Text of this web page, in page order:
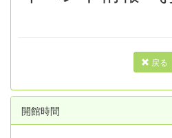
戻る
開館時間